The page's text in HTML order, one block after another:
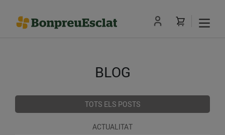
BLOG
TOTS ELS POSTS
ACTUALITAT